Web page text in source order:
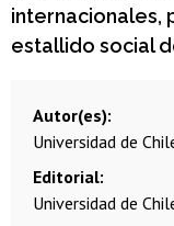
internacionales,
estallido social
Autor(es)
Universidad de
Editorial
Universidad de